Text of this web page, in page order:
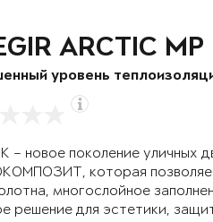
ARCTIC MP
уровень
– новое поколение уличных
которая
многослойное
решение для эстетики,